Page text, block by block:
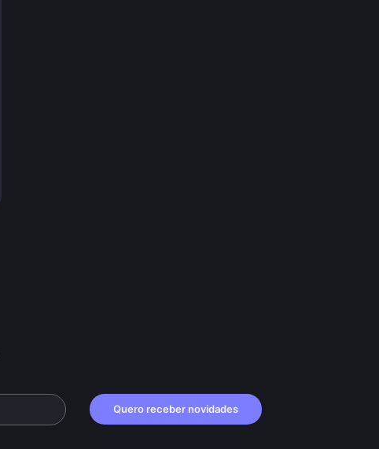
Quero receber novidades